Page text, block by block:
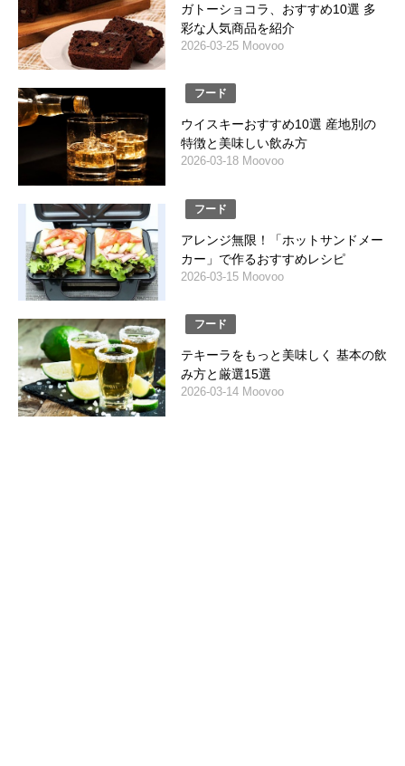
ガトーショコラ、おすすめ10選 多
彩な人気商品を紹介
2026-03-25 Moovoo
フード
ウイスキーおすすめ10選 産地別の
特徴と美味しい飲み方
2026-03-18 Moovoo
フード
アレンジ無限！「ホットサンドメー
カー」で作るおすすめレシピ
2026-03-15 Moovoo
フード
テキーラをもっと美味しく 基本の飲
み方と厳選15選
2026-03-14 Moovoo